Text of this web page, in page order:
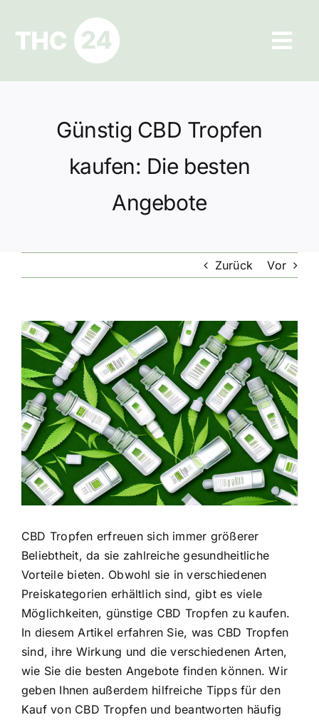
springen
Ratgeber
Hilfe und Kontakt
Datenschutz
Günstig CBD Tropfen
kaufen: Die besten
Angebote
Zurück Vor
Zeige
grösseres
Bild
CBD Tropfen erfreuen sich immer größerer
Beliebtheit, da sie zahlreiche gesundheitliche
Vorteile bieten. Obwohl sie in verschiedenen
Preiskategorien erhältlich sind, gibt es viele
Möglichkeiten, günstige CBD Tropfen zu kaufen.
In diesem Artikel erfahren Sie, was CBD Tropfen
sind, ihre Wirkung und die verschiedenen Arten,
wie Sie die besten Angebote finden können. Wir
geben Ihnen außerdem hilfreiche Tipps für den
Kauf von CBD Tropfen und beantworten häufig